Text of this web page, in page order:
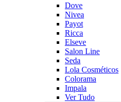
Dove
Nivea
Payot
Ricca
Elseve
Salon Line
Seda
Lola Cosméticos
Colorama
Impala
Ver Tudo